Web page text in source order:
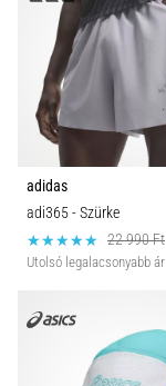
adidas
adi365- Szürke
22 990 Ft
Utolsó legalacsonyabb ár